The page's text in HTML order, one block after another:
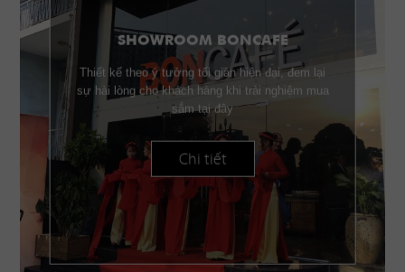
SHOWROOM BONCAFE
Thiết kế theo ý tưởng tối giản hiện đại, đem lại
sự hài lòng cho khách hàng khi trải nghiệm mua
sắm tại đây
Chi tiết